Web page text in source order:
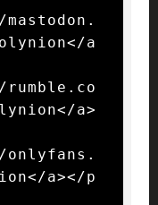
a
a>
a></p